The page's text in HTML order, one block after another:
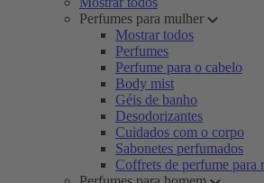
Perfumes para mulher
Mostrar todos
Perfumes
Perfume para o cabelo
Body mist
Géis de banho
Desodorizantes
Cuidados com o corpo
Sabonetes perfumados
Coffrets de perfume para